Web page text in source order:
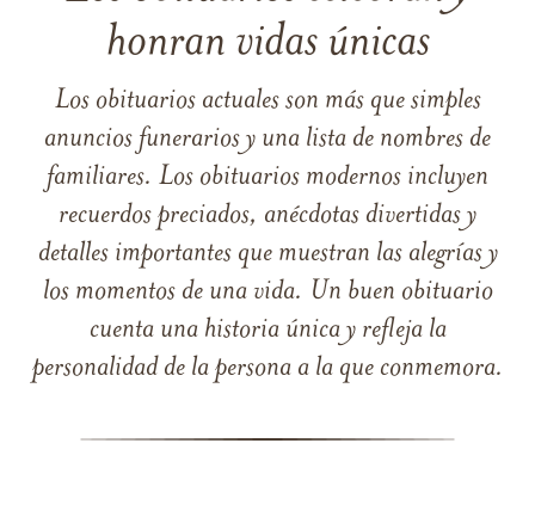
honran vidas únicas
Los obituarios actuales son más que simples
anuncios funerarios y una lista de nombres de
familiares. Los obituarios modernos incluyen
recuerdos preciados, anécdotas divertidas y
detalles importantes que muestran las alegrías y
los momentos de una vida. Un buen obituario
cuenta una historia única y refleja la
personalidad de la persona a la que conmemora.